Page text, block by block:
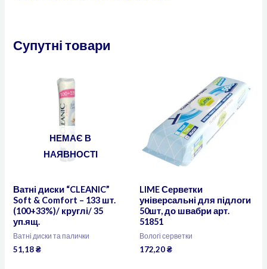
Супутні товари
НЕМАЄ В
НАЯВНОСТІ
Ватні диски “CLEANIC”
Soft & Comfort – 133 шт.
(100+33%)/ круглі/ 35
уп.ящ.
Ватні диски та палички
51,18₴
LIME Серветки
універсальні для підлоги
50шт, до швабри арт.
51851
Вологі серветки
172,20₴